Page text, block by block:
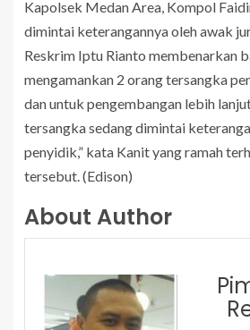
Kapolsek Medan Area, Kompol
dimintai keterangannya oleh awak
Reskrim Iptu Rianto membenarkan
mengamankan 2 orang tersangka
dan untuk pengembangan lebih
tersangka sedang dimintai
penyidik,” kata Kanit yang ramah
tersebut. (Edison)
About Author